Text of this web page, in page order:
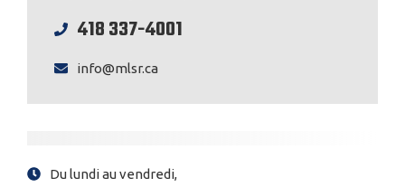
418 337-4001
info@mlsr.ca
Du lundi au vendredi,